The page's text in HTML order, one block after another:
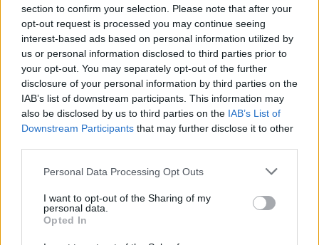
section to confirm your selection. Please note that after your
opt-out request is processed you may continue seeing
interest-based ads based on personal information utilized by
us or personal information disclosed to third parties prior to
your opt-out. You may separately opt-out of the further
disclosure of your personal information by third parties on the
IAB’s list of downstream participants. This information may
also be disclosed by us to third parties on the IAB’s List of
Downstream Participants that may further disclose it to other
Please note that this website/app uses one or more Google
not limited to your visit or usage behaviour. You may click to
grant or deny consent to Google and its third-party tags to
use your data for below specified purposes in below Google
Personal Data Processing Opt Outs
I want to opt-out of the Sharing of my
personal data.
Opted In
δυσκολεύονται να επιστρέψουν στην απασχόληση,
εξαιτίας παραγόντων όπως η ηλικία, η έλλειψη
ψηφιακών δεξιοτήτων ή οι περιορισμένες
επαγγελματικές προοπτικές.
Παρότιη οικονομική ενίσχυση των 300 ευρώ
μπορεί από μόνη της να αντιμετωπίσει το πρόβλημα
της ανεργίας, αρκετοί εκτιμούν ότι μπορεί να
λειτουργήσει ως ένα πρώτο βήμα επανασύνδεσης
ευκαιρίες επαγγελματικής επανεκκίνησης.